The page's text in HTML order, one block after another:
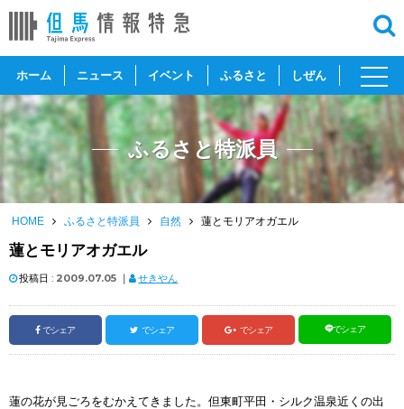
ホーム ニュース イベント ふるさと しぜん
toggle
ふるさと特派員
HOME ふるさと特派員 自然 蓮とモリアオガエル
蓮とモリアオガエル
投稿日 : 2009.07.05 ｜ せきやん
でシェア でシェア でシェア でシェア
蓮の花が見ごろをむかえてきました。但東町平田・シルク温泉近くの出